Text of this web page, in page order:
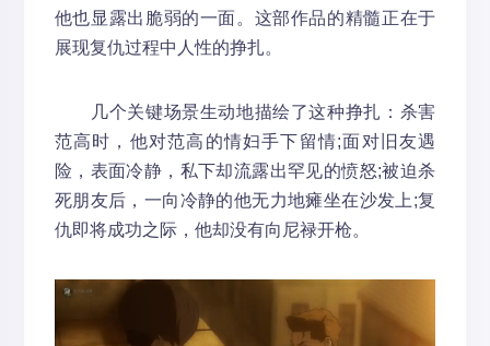
他也显露出脆弱的一面。这部作品的精髓正在于
展现复仇过程中人性的挣扎。
几个关键场景生动地描绘了这种挣扎：杀害
范高时，他对范高的情妇手下留情;面对旧友遇
险，表面冷静，私下却流露出罕见的愤怒;被迫杀
死朋友后，一向冷静的他无力地瘫坐在沙发上;复
仇即将成功之际，他却没有向尼禄开枪。